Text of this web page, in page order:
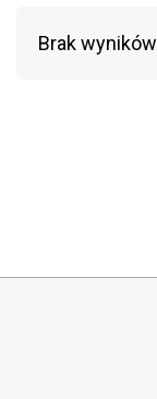
Brak wyników